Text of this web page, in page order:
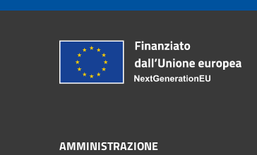
AMMINISTRAZIONE